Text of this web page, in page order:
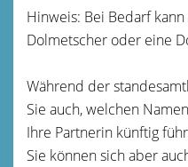
Hinweis: Bei Bedarf
Dolmetscher oder eine
Während der
Sie auch, welchen
Ihre Partnerin künftig
Sie können sich aber